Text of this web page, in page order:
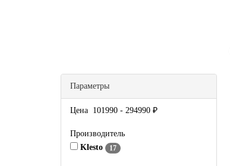
Параметры
Цена 101990 - 294990 ₽
Производитель
Klesto
17